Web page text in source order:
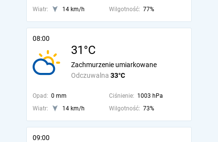
Wiatr: 14 km/h Wilgotność: 77%
08:00
31°C
Odczuwalna 33°C
Zachmurzenie umiarkowane
Opad: 0 mm Ciśnienie: 1003 hPa
Wiatr:
14 km/h Wilgotność: 73%
09:00